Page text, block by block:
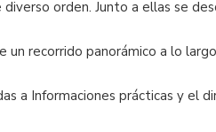
orden. Junto a ellas se
un recorrido panorámico a lo
a Informaciones prácticas y el